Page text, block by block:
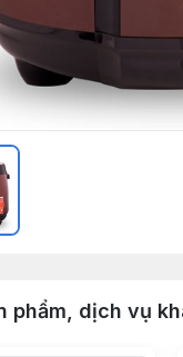
phẩm, dịch vụ